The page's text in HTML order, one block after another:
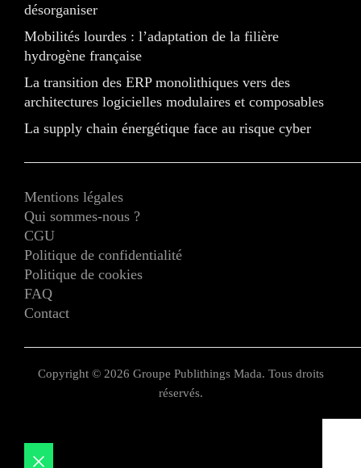
désorganiser
Mobilités lourdes : l’adaptation de la filière
hydrogène française
La transition des ERP monolithiques vers des
architectures logicielles modulaires et composables
La supply chain énergétique face au risque cyber
Mentions légales
Qui sommes-nous ?
CGU
Politique de confidentialité
Politique de cookies
FAQ
Contact
Copyright © 2026 Groupe Publithings Mada. Tous droits
réservés.